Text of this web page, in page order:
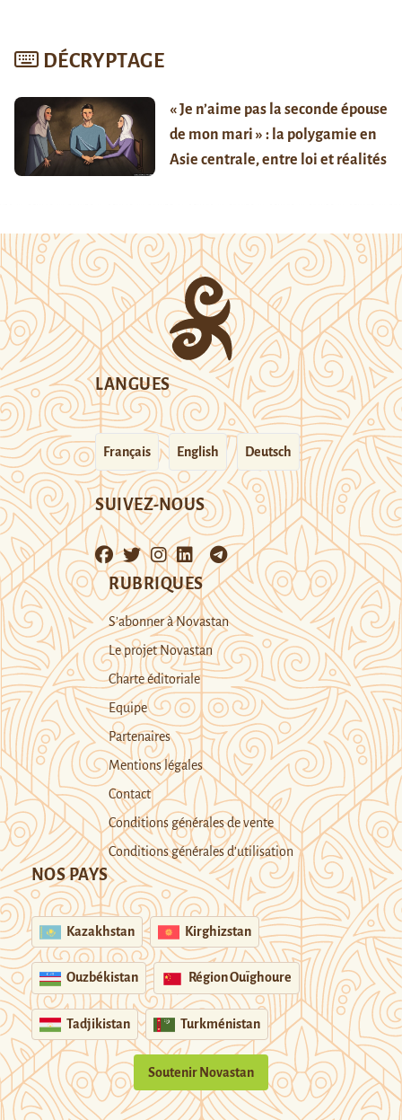
DÉCRYPTAGE
« Je n’aime pas la seconde épouse
de mon mari » : la polygamie en
Asie centrale, entre loi et réalités
LANGUES
Français English Deutsch
SUIVEZ-NOUS
RUBRIQUES
S’abonner à Novastan
Le projet Novastan
Charte éditoriale
Equipe
Partenaires
Mentions légales
Contact
Conditions générales de vente
Conditions générales d’utilisation
NOS PAYS
Kazakhstan Kirghizstan
Ouzbékistan Région Ouïghoure
Tadjikistan Turkménistan
Soutenir Novastan